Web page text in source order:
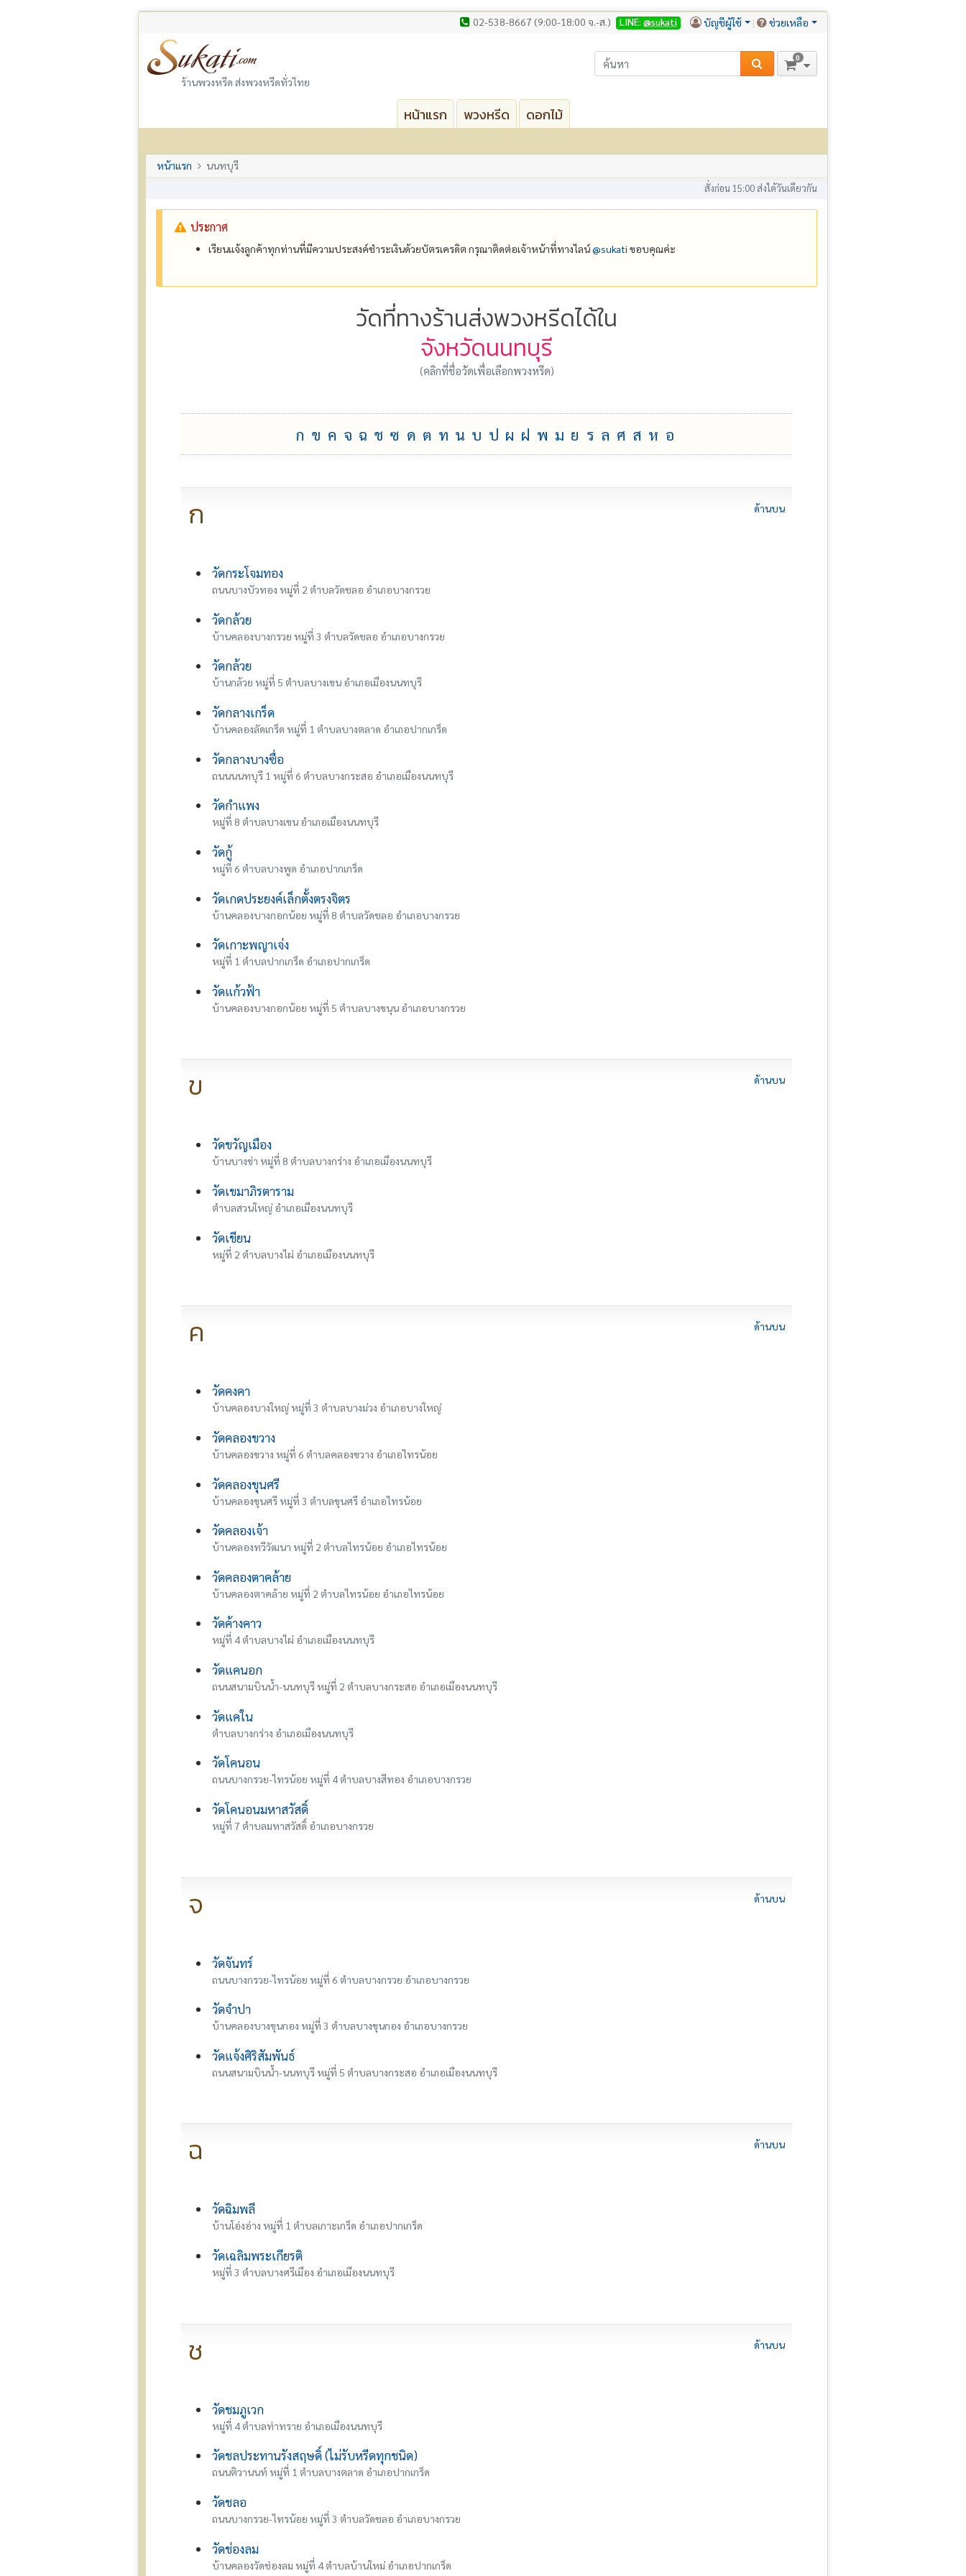
02-538-8667 (9:00-18:00 จ.-ส.) LINE:@sukati บัญชีผู้ใช้ ช่วยเหลือ
ร้านพวงหรีด ส่งพวงหรีดทั่วไทย
0
หน้าแรก พวงหรีด ดอกไม้
หน้าแรก นนทบุรี
สั่งก่อน 15:00 ส่งได้วันเดียวกัน
ประกาศ
เรียนแจ้งลูกค้าทุกท่านที่มีความประสงค์ชำระเงินด้วยบัตรเครดิต กรุณาติดต่อเจ้าหน้าที่ทางไลน์@‌sukati ขอบคุณค่ะ
วัดที่ทางร้านส่งพวงหรีดได้ใน
จังหวัดนนทบุรี
(คลิกที่ชื่อวัดเพื่อเลือกพวงหรีด)
ก ข ค จ ฉ ช ซ ด ต ท น บ ป ผ ฝ พ ม ย ร ล ศ ส ห อ
ด้านบน
ก
วัดกระโจมทอง
ถนนบางบัวทอง หมู่ที่ 2 ตำบลวัดชลอ อำเภอบางกรวย
วัดกล้วย
บ้านคลองบางกรวย หมู่ที่ 3 ตำบลวัดชลอ อำเภอบางกรวย
วัดกล้วย
บ้านกล้วย หมู่ที่ 5 ตำบลบางเขน อำเภอเมืองนนทบุรี
วัดกลางเกร็ด
บ้านคลองลัดเกร็ด หมู่ที่ 1 ตำบลบางตลาด อำเภอปากเกร็ด
วัดกลางบางซื่อ
ถนนนนทบุรี 1 หมู่ที่ 6 ตำบลบางกระสอ อำเภอเมืองนนทบุรี
วัดกำแพง
หมู่ที่ 8 ตำบลบางเขน อำเภอเมืองนนทบุรี
วัดกู้
หมู่ที่ 6 ตำบลบางพูด อำเภอปากเกร็ด
วัดเกดประยงค์เล็กตั้งตรงจิตร
บ้านคลองบางกอกน้อย หมู่ที่ 8 ตำบลวัดชลอ อำเภอบางกรวย
วัดเกาะพญาเจ่ง
หมู่ที่ 1 ตำบลปากเกร็ด อำเภอปากเกร็ด
วัดแก้วฟ้า
บ้านคลองบางกอกน้อย หมู่ที่ 5 ตำบลบางขนุน อำเภอบางกรวย
ด้านบน
ข
วัดขวัญเมือง
บ้านบางข่า หมู่ที่ 8 ตำบลบางกร่าง อำเภอเมืองนนทบุรี
วัดเขมาภิรตาราม
ตำบลสวนใหญ่ อำเภอเมืองนนทบุรี
วัดเขียน
หมู่ที่ 2 ตำบลบางไผ่ อำเภอเมืองนนทบุรี
ด้านบน
ค
วัดคงคา
บ้านคลองบางใหญ่ หมู่ที่ 3 ตำบลบางม่วง อำเภอบางใหญ่
วัดคลองขวาง
บ้านคลองขวาง หมู่ที่ 6 ตำบลคลองขวาง อำเภอไทรน้อย
วัดคลองขุนศรี
บ้านคลองขุนศรี หมู่ที่ 3 ตำบลขุนศรี อำเภอไทรน้อย
วัดคลองเจ้า
บ้านคลองทวีวัฒนา หมู่ที่ 2 ตำบลไทรน้อย อำเภอไทรน้อย
วัดคลองตาคล้าย
บ้านคลองตาคล้าย หมู่ที่ 2 ตำบลไทรน้อย อำเภอไทรน้อย
วัดค้างคาว
หมู่ที่ 4 ตำบลบางไผ่ อำเภอเมืองนนทบุรี
วัดแคนอก
ถนนสนามบินน้ำ-นนทบุรี หมู่ที่ 2 ตำบลบางกระสอ อำเภอเมืองนนทบุรี
วัดแคใน
ตำบลบางกร่าง อำเภอเมืองนนทบุรี
วัดโคนอน
ถนนบางกรวย-ไทรน้อย หมู่ที่ 4 ตำบลบางสีทอง อำเภอบางกรวย
วัดโคนอนมหาสวัสดิ์
หมู่ที่ 7 ตำบลมหาสวัสดิ์ อำเภอบางกรวย
ด้านบน
จ
วัดจันทร์
ถนนบางกรวย-ไทรน้อย หมู่ที่ 6 ตำบลบางกรวย อำเภอบางกรวย
วัดจำปา
บ้านคลองบางขุนกอง หมู่ที่ 3 ตำบลบางขุนกอง อำเภอบางกรวย
วัดแจ้งศิริสัมพันธ์
ถนนสนามบินน้ำ-นนทบุรี หมู่ที่ 5 ตำบลบางกระสอ อำเภอเมืองนนทบุรี
ด้านบน
ฉ
วัดฉิมพลี
บ้านโอ่งอ่าง หมู่ที่ 1 ตำบลเกาะเกร็ด อำเภอปากเกร็ด
วัดเฉลิมพระเกียรติ
หมู่ที่ 3 ตำบลบางศรีเมือง อำเภอเมืองนนทบุรี
ด้านบน
ช
วัดชมภูเวก
หมู่ที่ 4 ตำบลท่าทราย อำเภอเมืองนนทบุรี
วัดชลประทานรังสฤษดิ์ (ไม่รับหรีดทุกชนิด)
ถนนติวานนท์ หมู่ที่ 1 ตำบลบางตลาด อำเภอปากเกร็ด
วัดชลอ
ถนนบางกรวย-ไทรน้อย หมู่ที่ 3 ตำบลวัดชลอ อำเภอบางกรวย
วัดช่องลม
บ้านคลองวัดช่องลม หมู่ที่ 4 ตำบลบ้านใหม่ อำเภอปากเกร็ด